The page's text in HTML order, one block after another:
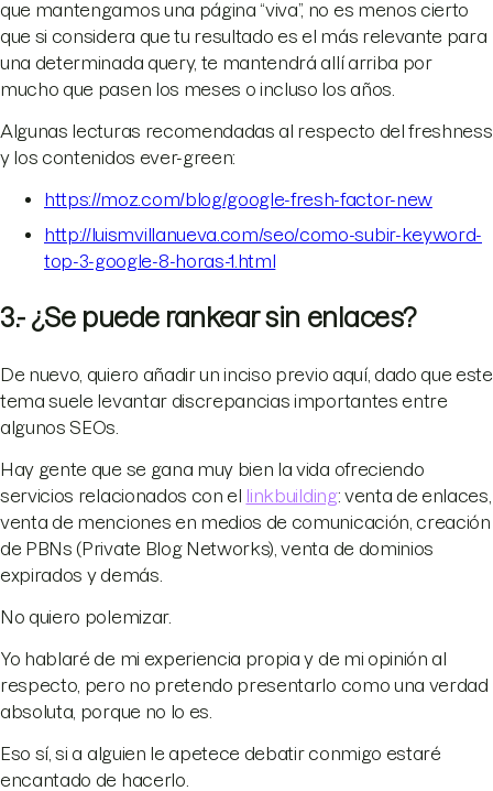
que mantengamos una página “viva”, no es menos cierto
que si considera que tu resultado es el más relevante para
una determinada query, te mantendrá allí arriba por
mucho que pasen los meses o incluso los años.
Algunas lecturas recomendadas al respecto del freshness
y los contenidos ever-green:
https://moz.com/blog/google-fresh-factor-new
http://luismvillanueva.com/seo/como-subir-keyword-
top-3-google-8-horas-1.html
3.- ¿Se puede rankear sin enlaces?
De nuevo, quiero añadir un inciso previo aquí, dado que este
tema suele levantar discrepancias importantes entre
algunos SEOs.
Hay gente que se gana muy bien la vida ofreciendo
servicios relacionados con el linkbuilding: venta de enlaces,
venta de menciones en medios de comunicación, creación
de PBNs (Private Blog Networks), venta de dominios
expirados y demás.
No quiero polemizar.
Yo hablaré de mi experiencia propia y de mi opinión al
respecto, pero no pretendo presentarlo como una verdad
absoluta, porque no lo es.
Eso sí, si a alguien le apetece debatir conmigo estaré
encantado de hacerlo.